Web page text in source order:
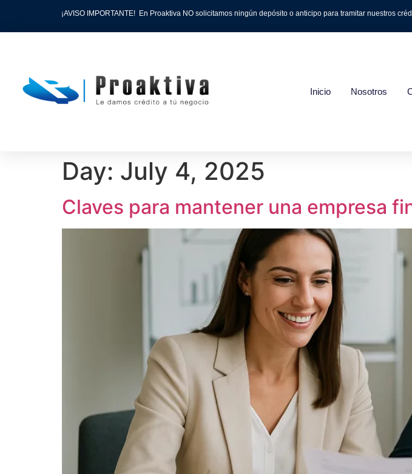
¡AVISO IMPORTANTE! En Proaktiva NO solicitamos ningún depósito o anticipo para tramitar nuestros
Inicio Nosotros
Day: July 4, 2025
Claves para mantener una empresa